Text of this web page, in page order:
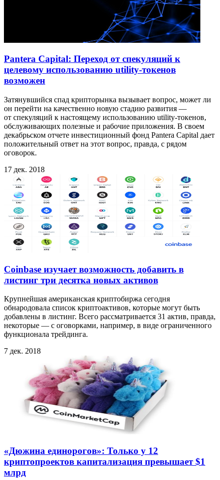
Pantera Capital: Переход от спекуляций к
целевому использованию utility-токенов
возможен
Затянувшийся спад крипторынка вызывает вопрос, может ли
он перейти на качественно новую стадию развития —
от спекуляций к настоящему использованию utility-токенов,
обслуживающих полезные и рабочие приложения. В своем
декабрьском отчете инвестиционный фонд Pantera Capital дает
положительный ответ на этот вопрос, правда, с рядом
оговорок.
17 дек. 2018
Coinbase изучает возможность добавить в
листинг три десятка новых активов
Крупнейшая американская криптобиржа сегодня
обнародовала список криптоактивов, которые могут быть
добавлены в листинг. Всего рассматривается 31 актив, правда,
некоторые — с оговорками, например, в виде ограниченного
функционала трейдинга.
7 дек. 2018
«Дюжина единорогов»: Только у 12
криптопроектов капитализация превышает $1
млрд